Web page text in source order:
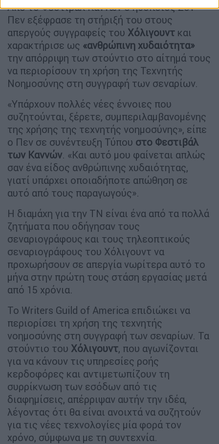
Από το Φεστιβάλ Καννών ο ηθοποιός Σον
Πεν εξέφρασε τη στήριξή του στους
απεργούς συγγραφείς του Χόλιγουντ και
χαρακτήρισε ως «ανθρώπινη χυδαιότητα»
την απόρριψη των στούντιο στο αίτημά τους
να περιορίσουν τη χρήση της Τεχνητής
Νοημοσύνης στη συγγραφή των σεναρίων.
«Υπάρχουν πολλές νέες έννοιες που
συζητούνται, ξέρετε, συμπεριλαμβανομένης
της χρήσης της τεχνητής νοημοσύνης», είπε
ο Πεν σε συνέντευξη Τύπου στο Φεστιβάλ
των Καννών. «Και αυτό μου φαίνεται απλώς
σαν ένα είδος ανθρώπινης χυδαιότητας,
γιατί υπάρχει οποιαδήποτε απώθηση σε
αυτό από τους παραγωγούς».
Η διαμάχη για την ΤΝ είναι ένα από τα πολλά
ζητήματα που οδήγησαν τους
σεναριογράφους και τους τηλεοπτικούς
σεναριογράφους του Χόλιγουντ να
προχωρήσουν σε απεργία νωρίτερα αυτό το
μήνα στην πρώτη τους στάση εργασίας μετά
από 15 χρόνια.
Το Writers Guild of America επιδιώκει να
περιορίσει τη χρήση της τεχνητής
νοημοσύνης στη συγγραφή των σεναρίων. Τα
στούντιο του Χόλιγουντ, που αγωνίζονται
για να κάνουν τις υπηρεσίες ροής
κερδοφόρες και αντιμετωπίζουν τη
συρρίκνωση των εσόδων από τις
διαφημίσεις, απέρριψαν αυτήν την ιδέα,
λέγοντας ότι θα είναι ανοιχτά να συζητούν
για τις νέες τεχνολογίες μία φορά τον
χρόνο, σύμφωνα με τη συντεχνία.